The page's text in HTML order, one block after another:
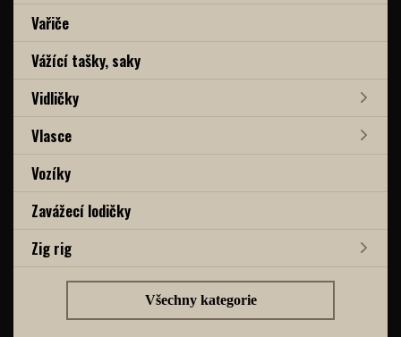
Vařiče
Vážící tašky, saky
Vidličky
Vlasce
Vozíky
Zavážecí lodičky
Zig rig
Všechny kategorie